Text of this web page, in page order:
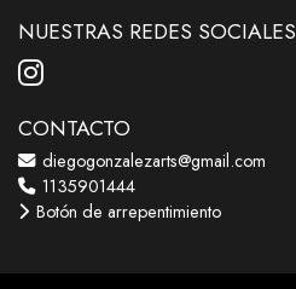
NUESTRAS REDES SOCIALES
CONTACTO
diegogonzalezarts@gmail.com
1135901444
Botón de arrepentimiento